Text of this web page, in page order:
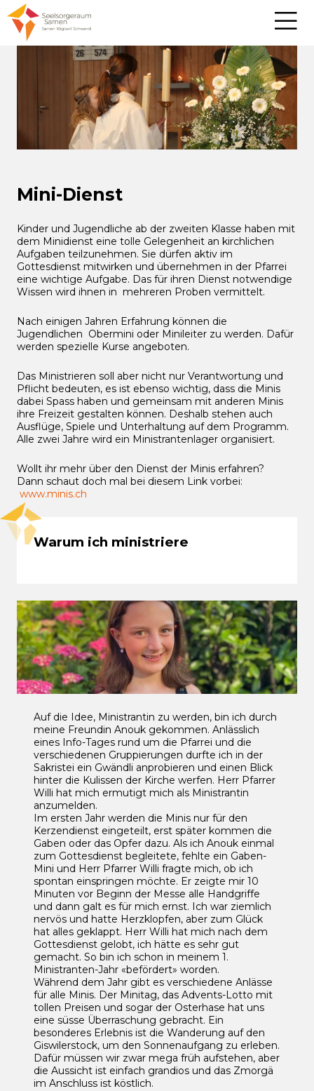
Mini-Dienst
Kinder und Jugendliche ab der zweiten Klasse haben mit
dem Minidienst eine tolle Gelegenheit an kirchlichen
Aufgaben teilzunehmen. Sie dürfen aktiv im
Gottesdienst mitwirken und übernehmen in der Pfarrei
eine wichtige Aufgabe. Das für ihren Dienst notwendige
Wissen wird ihnen in mehreren Proben vermittelt.
Nach einigen Jahren Erfahrung können die
Jugendlichen Obermini oder Minileiter zu werden. Dafür
werden spezielle Kurse angeboten.
Das Ministrieren soll aber nicht nur Verantwortung und
Pflicht bedeuten, es ist ebenso wichtig, dass die Minis
dabei Spass haben und gemeinsam mit anderen Minis
ihre Freizeit gestalten können. Deshalb stehen auch
Ausflüge, Spiele und Unterhaltung auf dem Programm.
Alle zwei Jahre wird ein Ministrantenlager organisiert.
Wollt ihr mehr über den Dienst der Minis erfahren?
Dann schaut doch mal bei diesem Link vorbei:
www.minis.ch
Warum ich ministriere
Auf die Idee, Ministrantin zu werden, bin ich durch
meine Freundin Anouk gekommen. Anlässlich
eines Info-Tages rund um die Pfarrei und die
verschiedenen Gruppierungen durfte ich in der
Sakristei ein Gwändli anprobieren und einen Blick
hinter die Kulissen der Kirche werfen. Herr Pfarrer
Willi hat mich ermutigt mich als Ministrantin
anzumelden.
Im ersten Jahr werden die Minis nur für den
Kerzendienst eingeteilt, erst später kommen die
Gaben oder das Opfer dazu. Als ich Anouk einmal
zum Gottesdienst begleitete, fehlte ein Gaben-
Mini und Herr Pfarrer Willi fragte mich, ob ich
spontan einspringen möchte. Er zeigte mir 10
Minuten vor Beginn der Messe alle Handgriffe
und dann galt es für mich ernst. Ich war ziemlich
nervös und hatte Herzklopfen, aber zum Glück
hat alles geklappt. Herr Willi hat mich nach dem
Gottesdienst gelobt, ich hätte es sehr gut
gemacht. So bin ich schon in meinem 1.
Ministranten-Jahr «befördert» worden.
Während dem Jahr gibt es verschiedene Anlässe
für alle Minis. Der Minitag, das Advents-Lotto mit
tollen Preisen und sogar der Osterhase hat uns
eine süsse Überraschung gebracht. Ein
besonderes Erlebnis ist die Wanderung auf den
Giswilerstock, um den Sonnenaufgang zu erleben.
Dafür müssen wir zwar mega früh aufstehen, aber
die Aussicht ist einfach grandios und das Zmorgä
im Anschluss ist köstlich.